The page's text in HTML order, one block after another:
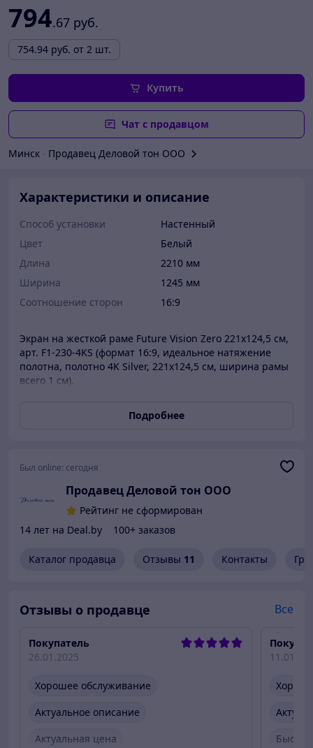
794.67 руб.
754.94 руб. от 2 шт.
Купить
Чат с продавцом
Минск Продавец Деловой тон ООО
Характеристики и описание
Способ установки
Настенный
Цвет
Белый
Длина
2210 мм
Ширина
1245 мм
Соотношение сторон
16:9
Экран на жесткой раме Future Vision Zero 221x124,5 см,
арт. F1-230-4KS (формат 16:9, идеальное натяжение
полотна, полотно 4K Silver, 221x124,5 см, ширина рамы
всего 1 см).
Подробнее
Был online: сегодня
Продавец Деловой тон ООО
Рейтинг не сформирован
14 лет на Deal.by
100+ заказов
Каталог продавца Отзывы 11 Контакты
Отзывы о продавце Все
Покупатель
26.01.2025
Хорошее обслуживание
Актуальное описание
Актуальная цена